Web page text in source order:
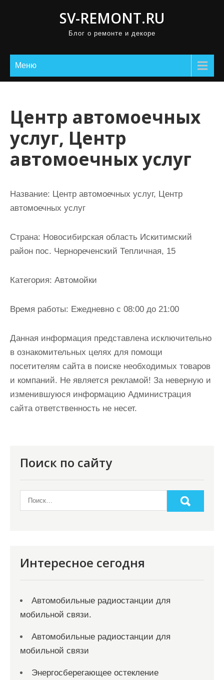
SV-REMONT.RU
Блог о ремонте и декоре
Меню
Центр автомоечных
услуг, Центр
автомоечных услуг
Название: Центр автомоечных услуг, Центр
автомоечных услуг
Страна: Новосибирская область Искитимский
район пос. Чернореченский Тепличная, 15
Категория: Автомойки
Время работы: Ежедневно с 08:00 до 21:00
Данная информация представлена исключительно
в ознакомительных целях для помощи
посетителям сайта в поиске необходимых товаров
и компаний. Не является рекламой! За неверную и
изменившуюся информацию Администрация
сайта ответственность не несет.
Поиск по сайту
Интересное сегодня
Автомобильные радиостанции для
мобильной связи.
Автомобильные радиостанции для
мобильной связи
Энергосберегающее остекление